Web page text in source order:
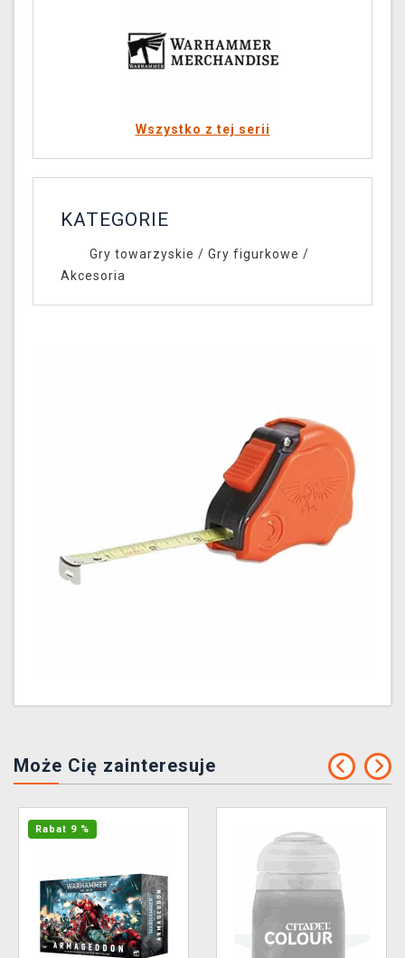
Wszystko z tej serii
KATEGORIE
Gry towarzyskie / Gry figurkowe /
Akcesoria
Może Cię zainteresuje
Rabat 9 %